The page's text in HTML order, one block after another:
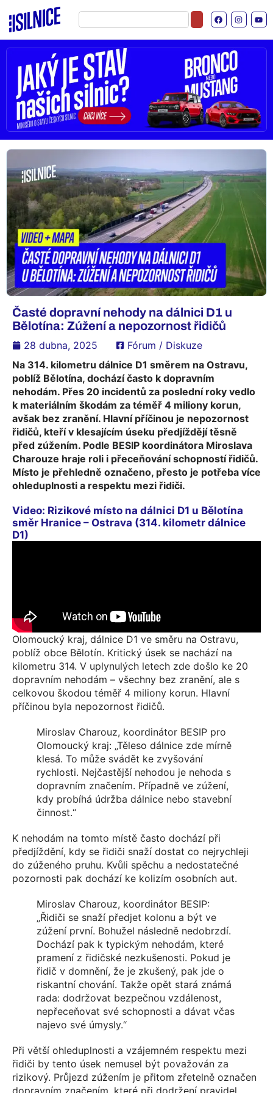
Časté dopravní nehody na dálnici D1 u
Bělotína: Zúžení a nepozornost řidičů
28 dubna, 2025
Fórum / Diskuze
Na 314. kilometru dálnice D1 směrem na Ostravu,
poblíž Bělotína, dochází často k dopravním
nehodám. Přes 20 incidentů za poslední roky vedlo
k materiálním škodám za téměř 4 miliony korun,
avšak bez zranění. Hlavní příčinou je nepozornost
řidičů, kteří v klesajícím úseku předjíždějí těsně
před zúžením. Podle BESIP koordinátora Miroslava
Charouze hraje roli i přeceňování schopností řidičů.
Místo je přehledně označeno, přesto je potřeba více
ohleduplnosti a respektu mezi řidiči.
Video: Rizikové místo na dálnici D1 u Bělotína
směr Hranice – Ostrava (314. kilometr dálnice
D1)
Olomoucký kraj, dálnice D1 ve směru na Ostravu,
poblíž obce Bělotín. Kritický úsek se nachází na
kilometru 314. V uplynulých letech zde došlo ke 20
dopravním nehodám – všechny bez zranění, ale s
celkovou škodou téměř 4 miliony korun. Hlavní
příčinou byla nepozornost řidičů.
Miroslav Charouz, koordinátor BESIP pro
Olomoucký kraj: „Těleso dálnice zde mírně
klesá. To může svádět ke zvyšování
rychlosti. Nejčastější nehodou je nehoda s
dopravním značením. Případně ve zúžení,
kdy probíhá údržba dálnice nebo stavební
činnost.“
K nehodám na tomto místě často dochází při
předjíždění, kdy se řidiči snaží dostat co nejrychleji
do zúženého pruhu. Kvůli spěchu a nedostatečné
pozornosti pak dochází ke kolizím osobních aut.
Miroslav Charouz, koordinátor BESIP:
„Řidiči se snaží předjet kolonu a být ve
zúžení první. Bohužel následně nedobrzdí.
Dochází pak k typickým nehodám, které
pramení z řidičské nezkušenosti. Pokud je
řidič v domnění, že je zkušený, pak jde o
riskantní chování. Takže opět stará známá
rada: dodržovat bezpečnou vzdálenost,
nepřeceňovat své schopnosti a dávat včas
najevo své úmysly.“
Při větší ohleduplnosti a vzájemném respektu mezi
řidiči by tento úsek nemusel být považován za
rizikový. Průjezd zúžením je přitom zřetelně označen
dopravním značením, které při dodržení pravidel